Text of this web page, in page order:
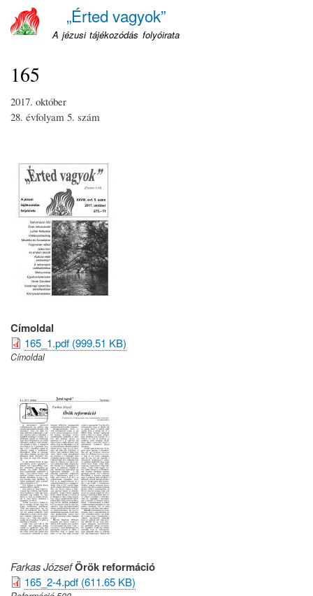
Ugrás
a
tartalomra
„Érted vagyok”
A jézusi tájékozódás folyóirata
165
2017. október
28. évfolyam 5. szám
Címoldal
165_1.pdf (999.51 KB)
Címoldal
Farkas JózsefÖrök reformáció
165_2-4.pdf (611.65 KB)